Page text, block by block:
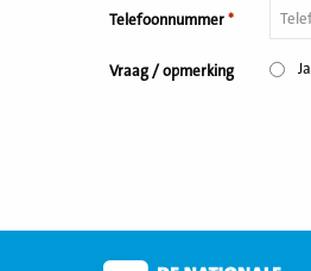
Telefoonnummer *
Vraag / opmerking Ja